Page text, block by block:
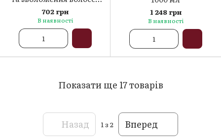
Envie Luxury SOS
Express, 250 мл
702 грн
В наявності
1 248 грн
В наявності
Показати ще 17 товарів
Назад 1 з 2
Вперед